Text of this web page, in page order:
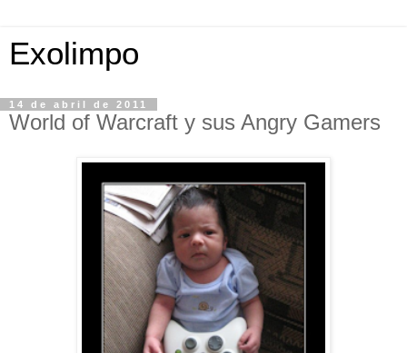
Exolimpo
14 de abril de 2011
World of Warcraft y sus Angry Gamers